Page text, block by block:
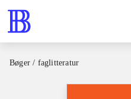
Bøger / faglitteratur